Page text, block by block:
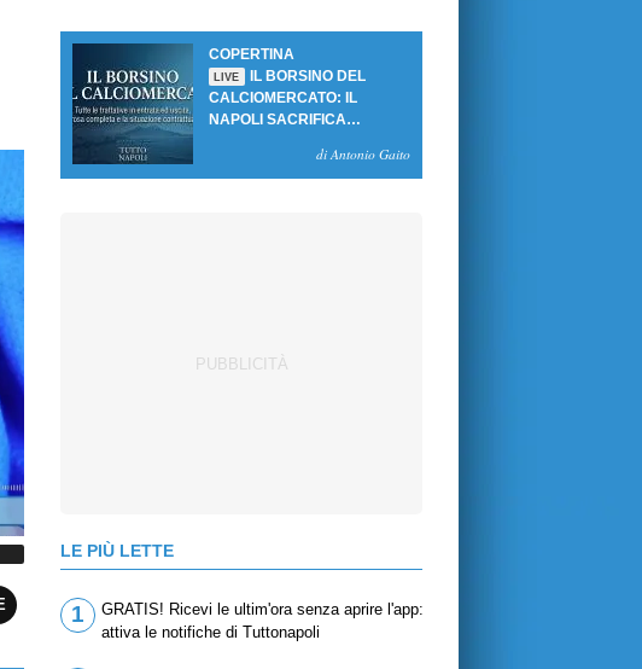
COPERTINA
LIVE
IL BORSINO DEL
CALCIOMERCATO: IL
NAPOLI SACRIFICA
SBLOCCANO ARRIVIdi Antonio Gaito
LE PIÙ LETTE
1
GRATIS! Ricevi le ultim'ora senza aprire l'app:
attiva le notifiche di Tuttonapoli